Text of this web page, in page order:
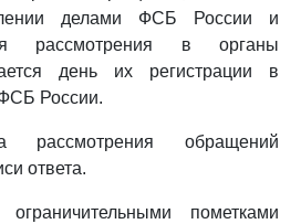
делами ФСБ России и
рассмотрения в органы
день их регистрации в
России.
рассмотрения обращений
ответа.
пометками